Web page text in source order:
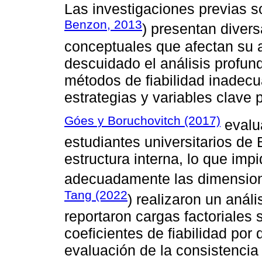
Las investigaciones previas
Benzon, 2013) presentan
conceptuales que afectan su
descuidado el análisis
métodos de fiabilidad
estrategias y variables clave
Góes y Boruchovitch (2017)
estudiantes universitarios de
estructura interna, lo que
adecuadamente las
Tang (2022) realizaron un
reportaron cargas factoriales
coeficientes de fiabilidad por
evaluación de la